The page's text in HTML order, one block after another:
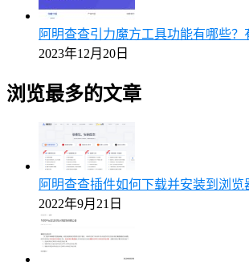
阿明查查引力魔方工具功能有哪些？
2023年12月20日
浏览最多的文章
阿明查查插件如何下载并安装到浏览
2022年9月21日